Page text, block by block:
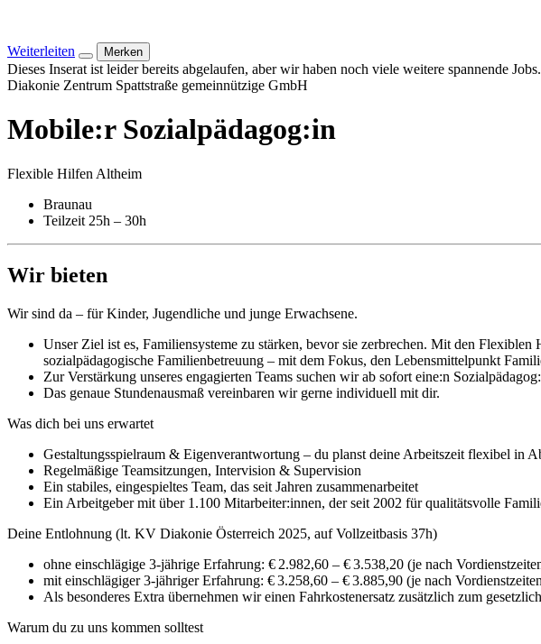
Weiterleiten Merken
Dieses Inserat ist leider bereits abgelaufen, aber wir haben noch viele weitere spannende Jobs.
Diakonie Zentrum Spattstraße gemeinnützige GmbH
Mobile:r Sozialpädagog:in
Flexible Hilfen Altheim
Braunau
Teilzeit 25h – 30h
Wir bieten
Wir sind da – für Kinder, Jugendliche und junge Erwachsene.
Unser Ziel ist es, Familiensysteme zu stärken, bevor sie zerbrechen. Mit den
sozialpädagogische Familienbetreuung – mit dem Fokus, den Lebensmittelpunkt
Zur Verstärkung unseres engagierten Teams suchen wir ab sofort eine:n
Das genaue Stundenausmaß vereinbaren wir gerne individuell mit dir.
Was dich bei uns erwartet
Gestaltungsspielraum & Eigenverantwortung – du planst deine Arbeitszeit flexibel in
Regelmäßige Teamsitzungen, Intervision & Supervision
Ein stabiles, eingespieltes Team, das seit Jahren zusammenarbeitet
Ein Arbeitgeber mit über 1.100 Mitarbeiter:innen, der seit 2002 für qualitätsvolle
Deine Entlohnung (lt. KV Diakonie Österreich 2025, auf Vollzeitbasis 37h)
ohne einschlägige 3-jährige Erfahrung: € 2.982,60 – € 3.538,20 (je nach
mit einschlägiger 3-jähriger Erfahrung: € 3.258,60 – € 3.885,90 (je nach
Als besonderes Extra übernehmen wir einen Fahrkostenersatz zusätzlich zum
Warum du zu uns kommen solltest